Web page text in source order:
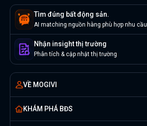
Tìm đúng bất động sản.
AI matching nguồn hàng phù hợp nhu cầu
Nhận insight thị trường
Phân tích & cập nhật thị trường
VỀ MOGIVI
KHÁM PHÁ BĐS